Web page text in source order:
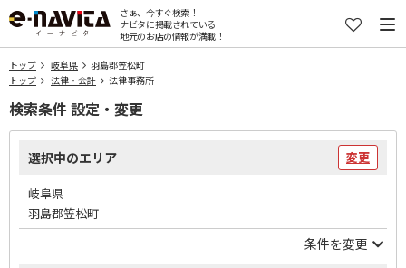
さぁ、今すぐ検索！
ナビタに掲載されている
地元のお店の情報が満載！
トップ 岐阜県
羽島郡笠松町
トップ
法律・会計 法律事務所
検索条件 設定・変更
選択中のエリア 変更
岐阜県
羽島郡笠松町
条件を変更